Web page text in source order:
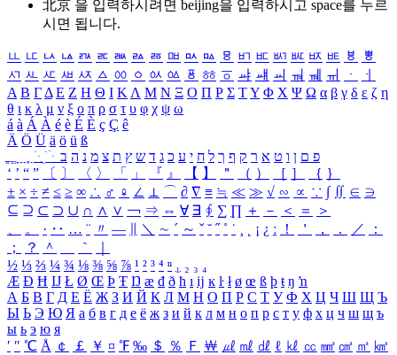
北京 을 입력하시려면 beijing을 입력하시고 space를 누르
시면 됩니다.
ㅥ ㅦ ㅧ ㅨ ㅩ ㅪ ㅫ ㅬ ㅭ ㅮ ㅯ ㅰ ㅱ ㅲ ㅳ ㅴ ㅵ ㅶ ㅷ ㅸ
ㅹ
ㅺ ㅻ ㅼ ㅽ ㅾ ㅿ ㆀ ㆁ ㆂ ㆃ ㆄ ㆅ ㆆ ㆇ ㆈ ㆉ ㆊ ㆋ ㆌ ㆍ
ㆎ
Α Β ΓΔ Ε Ζ Η Θ Ι ΚΛ Μ Ν Ξ Ο Π Ρ Σ ΤΥ Φ Χ Ψ Ω α β γ δ ε ζ η
θ ι κ λ μ ν ξ ο π ρ σ τ υ φ χ ψ ω
á à Á À é è É È ç Ç ê
Ä Ö Ü ä ö ü ß
ִֶֹ ֻּ ׁׂ פ ם ן ו ט א ר ק ף ך ל ח י ע כ ג ד ש ץ ת צ מ נ ה ב
‘ ’ “ ” 〔 〕 〈 〉 「 」 『 』 【 】 ＂ （ ） ［ ］ ｛ ｝
± × ÷ ≠ ≤ ≥ ∞ ∴ ♂ ♀ ∠ ⊥ ⌒ ∂ ∇ ≡ ≒ ≪ ≫ √ ∽ ∝ ∵ ∫ ∬ ∈ ∋
⊆ ⊇ ⊂ ⊃ ∪ ∩ ∧ ∨ ￢ ⇒ ⇔ ∀ ∃ ∮ ∑ ∏ ＋ － ＜ ＝
＞
、
。 · ‥ … ¨ 〃 ― ＼ ∼ ´ ～ ˇ ˘ ˝ ˚ ˙ ¸ ¡ ¿ ː ！ ＇ ， ． ／
：
；
？ ＾ ｀
½ ⅓ ⅔ ¼ ¾ ⅛ ⅜ ⅝ ⅞ ¹ ² ³ ⁴ ⁿ ₁ ₂ ₃ ₄
Æ Ð Ħ Ĳ Ł Ø Œ Þ Ŧ Ŋ æ đ ð ħ ı ĳ ĸ ŀ ł ø œ ß þ ŧ ŋ ŉ
А Б В Г Д Е Ё Ж З И Й К Л М Н О П Р С Т У Ф Х Ц Ч Ш Щ Ъ
Ы Ь Э Ю Я а б в г д е ё ж з и й к л м н о п р с т у ф х ц ч ш щ ъ
ы ь э ю я
′ ″ ℃ Å ￠ ￡ ￥ ¤ ℉ ‰ ＄ ％ Ｆ ￦ ㎕ ㎖ ㎗ ℓ ㎘ ㏄ ㎣ ㎤ ㎥ ㎦